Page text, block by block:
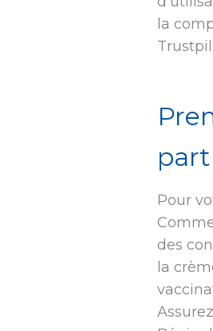
la
Pour
des
la